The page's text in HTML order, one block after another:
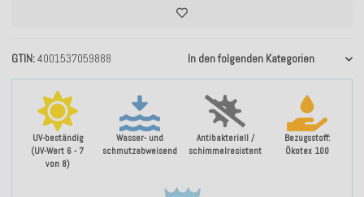
UV-beständig
(UV-Wert 6 - 7
von 8)
Wasser- und
schmutzabweisend
Antibakteriell /
schimmelresistent
Bezugsstoff:
Ökotex 100
GTIN 4001537059888 In den folgenden Kategorien